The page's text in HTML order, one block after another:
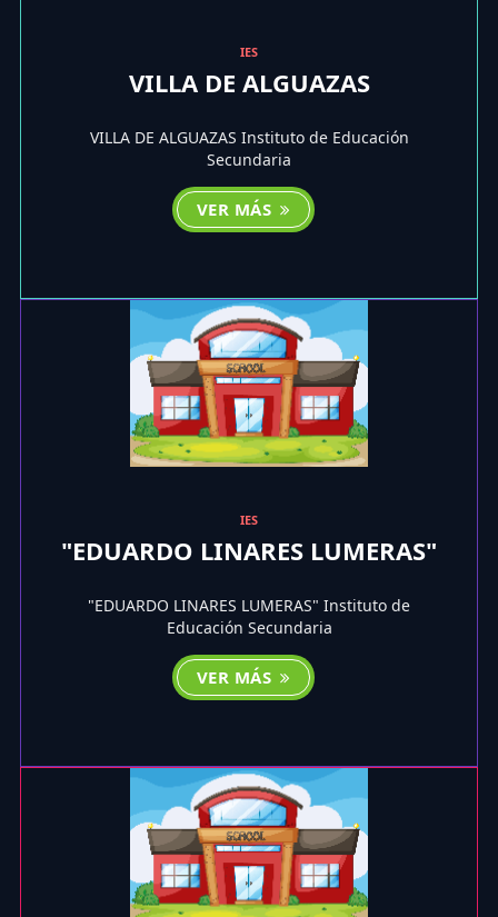
IES
VILLA DE ALGUAZAS
VILLA DE ALGUAZAS Instituto de Educación
Secundaria
VER MÁS
IES
"EDUARDO LINARES LUMERAS"
"EDUARDO LINARES LUMERAS" Instituto de
Educación Secundaria
VER MÁS